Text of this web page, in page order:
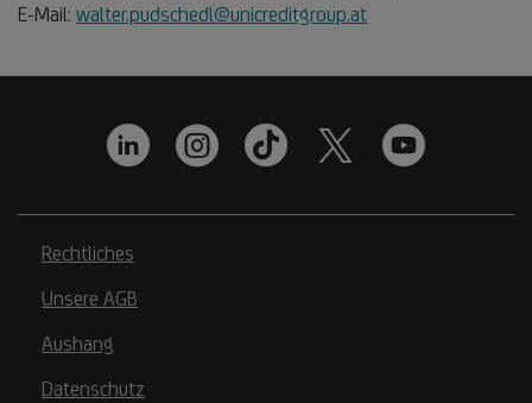
E-Mail: walter.pudschedl@unicreditgroup.at
Rechtliches
Unsere AGB
Aushang
Datenschutz